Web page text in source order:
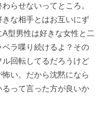
らせないってところ。
な相手とはお互いにず
型男性は好きな女性と二
ラ喋り続けるよ？その
回転してるだろうけど
い。だから沈黙になら
って言った方が良いか